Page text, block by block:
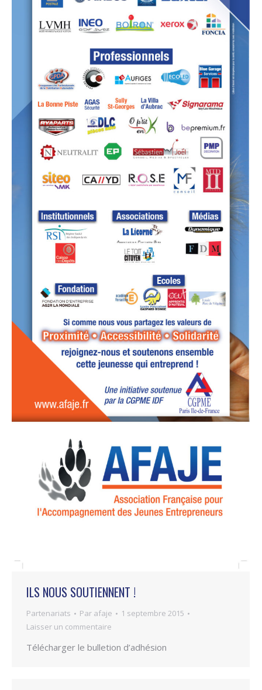
ILS NOUS SOUTIENNENT !
Partenariats Par afaje
1 septembre 2015
Laisser un commentaire
Télécharger le bulletion d’adhésion